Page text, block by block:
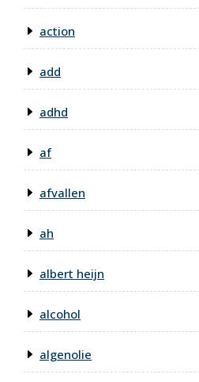
action
add
adhd
af
afvallen
ah
albert heijn
alcohol
algenolie